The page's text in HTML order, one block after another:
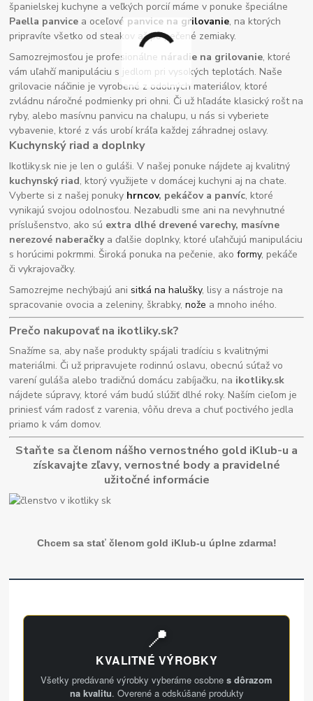
španielskej kuchyne a veľkých porcií máme v ponuke špeciálne
Paella panvice a oceľové panvice na grilovanie, na ktorých
pripravíte všetko od steakov až po pečené zemiaky.
Samozrejmosťou je profesionálne náradie na grilovanie, ktoré
vám uľahčí manipuláciu s jedlom pri vysokých teplotách. Naše
grilovacie náčinie je vyrobené z odolných materiálov, ktoré
zvládnu náročné podmienky pri ohni. Či už hľadáte klasický rošt na
ryby, alebo masívnu panvicu na chalupu, u nás si vyberiete
vybavenie, ktoré z vás urobí kráľa každej záhradnej oslavy.
Kuchynský riad a doplnky
Ikotliky.sk nie je len o guláši. V našej ponuke nájdete aj kvalitný
kuchynský riad, ktorý využijete v domácej kuchyni aj na chate.
Vyberte si z našej ponuky hrncov, pekáčov a panvíc, ktoré
vynikajú svojou odolnosťou. Nezabudli sme ani na nevyhnutné
príslušenstvo, ako sú extra dlhé drevené varechy, masívne
nerezové naberačkya ďalšie doplnky, ktoré uľahčujú manipuláciu
s horúcimi pokrmmi. Široká ponuka na pečenie, akoformy, pekáče
či vykrajovačky.
Samozrejme nechýbajú anisitká na halušky, lisy a nástroje na
spracovanie ovocia a zeleniny, škrabky,nože a mnoho iného.
Prečo nakupovať na ikotliky.sk?
Snažíme sa, aby naše produkty spájali tradíciu s kvalitnými
materiálmi. Či už pripravujete rodinnú oslavu, obecnú súťaž vo
varení guláša alebo tradičnú domácu zabíjačku, na ikotliky.sk
nájdete súpravy, ktoré vám budú slúžiť dlhé roky. Naším cieľom je
priniesť vám radosť z varenia, vôňu dreva a chuť poctivého jedla
priamo k vám domov.
Staňte sa členom nášho vernostného gold iKlub-u a
získavajte zľavy, vernostné body a pravidelné
užitočné informácie
Chcem sa stať členom gold iKlub-u úplne zdarma!
📍
KVALITNÉ VÝROBKY
Všetky predávané výrobky vyberáme osobne s dôrazom
na kvalitu. Overené a odskúšané produkty